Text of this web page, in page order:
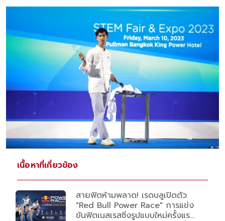
เนื้อหาที่เกี่ยวข้อง
สายฟิตห้ามพลาด! เรดบลูเปิดตัว
"Red Bull Power Race" การแข่ง
ขันฟิตเนสเรสซิ่งรูปแบบใหม่ครั้งแรก